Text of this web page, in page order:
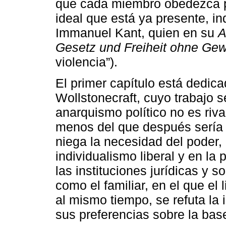
que cada miembro
ideal que está ya presente,
Immanuel Kant, quien en su
Gesetz und Freiheit ohne
violencia”).
El primer capítulo está
Wollstonecraft, cuyo trabajo
anarquismo político no es
menos del que después
niega la necesidad del
individualismo liberal y en la
las instituciones jurídicas y
como el familiar, en el que el
al mismo tiempo, se refuta la
sus preferencias sobre la